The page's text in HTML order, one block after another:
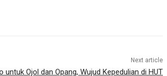
Next article
Ojol dan Opang, Wujud Kepedulian di HUT